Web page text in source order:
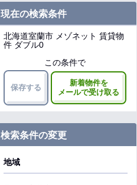
現在の検索条件
北海道室蘭市 メゾネット 賃貸物
件 ダブル0
この条件で
保存する
新着物件を
メールで受け取る
検索条件の変更
地域